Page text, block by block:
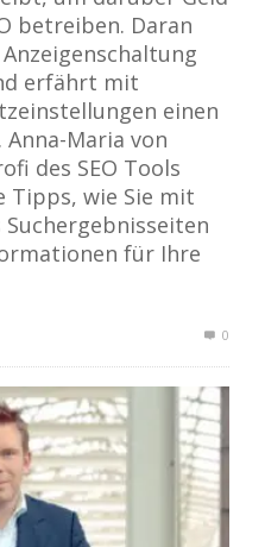
betreiben. Daran
erfährt mit
einen
Maria von
des SEO Tools
Tipps, wie Sie mit
Suchergebnisseiten
für Ihre
0